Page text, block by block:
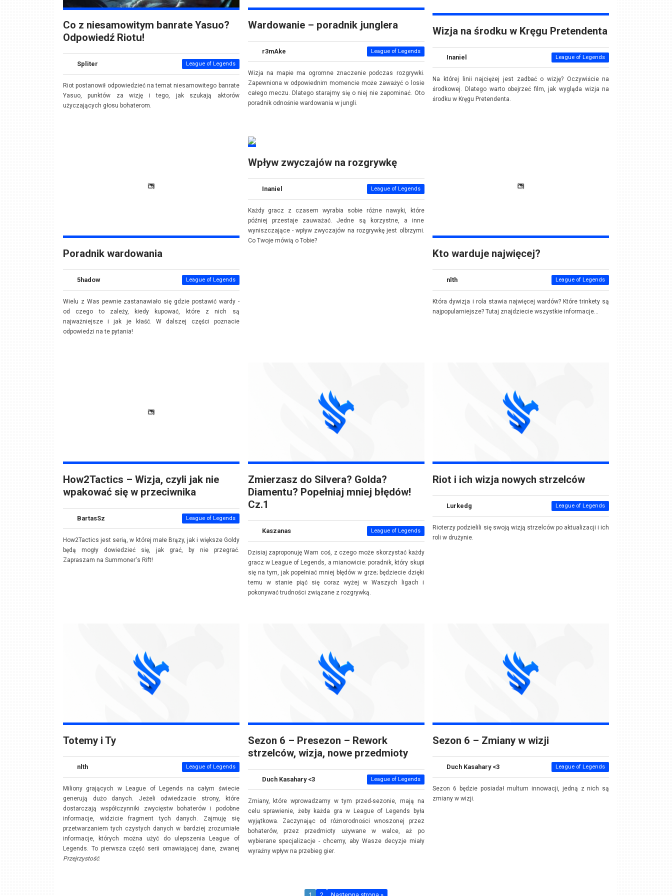
Co z niesamowitym banrate Yasuo?
Odpowiedź Riotu!
Spliter League of Legends
Riot postanowił odpowiedzieć na temat niesamowitego banrate
Yasuo, punktów za wizję i tego, jak szukają aktorów
użyczających głosu bohaterom.
Wardowanie – poradnik junglera
r3mAke League of Legends
Wizja na mapie ma ogromne znaczenie podczas rozgrywki.
Zapewniona w odpowiednim momencie może zaważyć o losie
całego meczu. Dlatego starajmy się o niej nie zapominać. Oto
poradnik odnośnie wardowania w jungli.
Wizja na środku w Kręgu Pretendenta
Inaniel League of Legends
Na której linii najciężej jest zadbać o wizję? Oczywiście na
środkowej. Dlatego warto obejrzeć film, jak wygląda wizja na
środku w Kręgu Pretendenta.
Poradnik wardowania
5hadow League of Legends
Wielu z Was pewnie zastanawiało się gdzie postawić wardy -
od czego to zależy, kiedy kupować, które z nich są
najważniejsze i jak je kłaść. W dalszej części poznacie
odpowiedzi na te pytania!
Wpływ zwyczajów na rozgrywkę
Inaniel League of Legends
Każdy gracz z czasem wyrabia sobie różne nawyki, które
później przestaje zauważać. Jedne są korzystne, a inne
wyniszczające - wpływ zwyczajów na rozgrywkę jest olbrzymi.
Co Twoje mówią o Tobie?
Kto warduje najwięcej?
nlth League of Legends
Która dywizja i rola stawia najwięcej wardów? Które trinkety są
najpopularniejsze? Tutaj znajdziecie wszystkie informacje...
How2Tactics – Wizja, czyli jak nie
wpakować się w przeciwnika
BartasSz League of Legends
How2Tactics jest serią, w której małe Brązy, jak i większe Goldy
będą mogły dowiedzieć się, jak grać, by nie przegrać.
Zapraszam na Summoner's Rift!
Zmierzasz do Silvera? Golda?
Diamentu? Popełniaj mniej błędów!
Cz.1
Kaszanas League of Legends
Dzisiaj zaproponuję Wam coś, z czego może skorzystać każdy
gracz w League of Legends, a mianowicie: poradnik, który skupi
się na tym, jak popełniać mniej błędów w grze; będziecie dzięki
temu w stanie piąć się coraz wyżej w Waszych ligach i
pokonywać trudności związane z rozgrywką.
Riot i ich wizja nowych strzelców
Lurkedg League of Legends
Rioterzy podzielili się swoją wizją strzelców po aktualizacji i ich
roli w drużynie.
Totemy i Ty
nlth League of Legends
Miliony grających w League of Legends na całym świecie
generują dużo danych. Jeżeli odwiedzacie strony, które
dostarczają współczynniki zwycięstw bohaterów i podobne
informacje, widzicie fragment tych danych. Zajmuję się
przetwarzaniem tych czystych danych w bardziej zrozumiałe
informacje, których można użyć do ulepszenia League of
Legends. To pierwsza część serii omawiającej dane, zwanej
Przejrzystość.
Sezon 6 – Presezon – Rework
strzelców, wizja, nowe przedmioty
Duch Kasahary <3 League of Legends
Zmiany, które wprowadzamy w tym przed-sezonie, mają na
celu sprawienie, żeby każda gra w League of Legends była
wyjątkowa. Zaczynając od różnorodności wnoszonej przez
bohaterów, przez przedmioty używane w walce, aż po
wybierane specjalizacje - chcemy, aby Wasze decyzje miały
wyraźny wpływ na przebieg gier.
Sezon 6 – Zmiany w wizji
Duch Kasahary <3 League of Legends
Sezon 6 będzie posiadał multum innowacji, jedną z nich są
zmiany w wizji.